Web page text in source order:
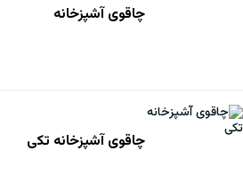
چاقوی آشپزخانه
چاقوی آشپزخانه تکی